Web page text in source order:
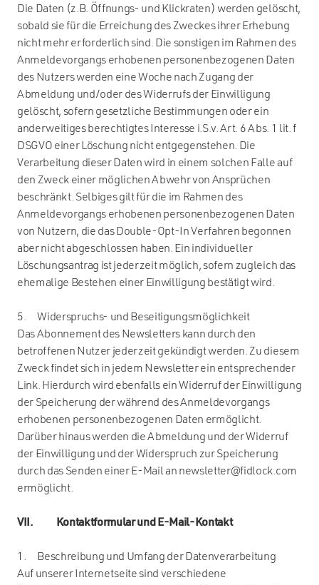
Die Daten (z.B. Öffnungs- und Klickraten) werden gelöscht,
sobald sie für die Erreichung des Zweckes ihrer Erhebung
nicht mehr erforderlich sind. Die sonstigen im Rahmen des
Anmeldevorgangs erhobenen personenbezogenen Daten
des Nutzers werden eine Woche nach Zugang der
Abmeldung und/oder des Widerrufs der Einwilligung
gelöscht, sofern gesetzliche Bestimmungen oder ein
anderweitiges berechtigtes Interesse i.S.v. Art. 6 Abs. 1 lit. f
DSGVO einer Löschung nicht entgegenstehen. Die
Verarbeitung dieser Daten wird in einem solchen Falle auf
den Zweck einer möglichen Abwehr von Ansprüchen
beschränkt. Selbiges gilt für die im Rahmen des
Anmeldevorgangs erhobenen personenbezogenen Daten
von Nutzern, die das Double-Opt-In Verfahren begonnen
aber nicht abgeschlossen haben. Ein individueller
Löschungsantrag ist jederzeit möglich, sofern zugleich das
ehemalige Bestehen einer Einwilligung bestätigt wird.
5. Widerspruchs- und Beseitigungsmöglichkeit
Das Abonnement des Newsletters kann durch den
betroffenen Nutzer jederzeit gekündigt werden. Zu diesem
Zweck findet sich in jedem Newsletter ein entsprechender
Link. Hierdurch wird ebenfalls ein Widerruf der Einwilligung
der Speicherung der während des Anmeldevorgangs
erhobenen personenbezogenen Daten ermöglicht.
Darüber hinaus werden die Abmeldung und der Widerruf
der Einwilligung und der Widerspruch zur Speicherung
durch das Senden einer E-Mail an newsletter@fidlock.com
ermöglicht.
VII. Kontaktformular und E-Mail-Kontakt
1. Beschreibung und Umfang der Datenverarbeitung
Auf unserer Internetseite sind verschiedene